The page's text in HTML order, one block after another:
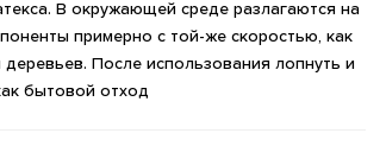
В окружающей среде разлагаются на
примерно с той-же скоростью, как
После использования лопнуть и
бытовой отход